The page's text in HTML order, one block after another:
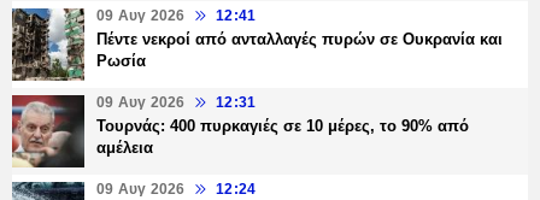
09 Αυγ 2026 12:41
Πέντε νεκροί από ανταλλαγές πυρών σε Ουκρανία και
Ρωσία
09 Αυγ 2026 12:31
Τουρνάς: 400 πυρκαγιές σε 10 μέρες, το 90% από
αμέλεια
09 Αυγ 2026 12:24